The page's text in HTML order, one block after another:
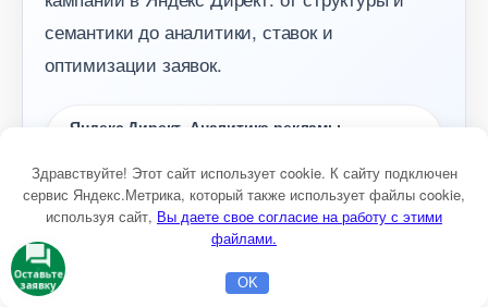
семантики до аналитики, ставок и
оптимизации заявок.
Яндекс Директ. Аналитика рекламы.
Получить консультацию
Консультация маркетолога
Здравствуйте! Этот сайт использует cookie. К сайту подключен
сервис Яндекс.Метрика, который также использует файлы cookie,
используя сайт, ы даете свое согласие на работу с этими
файлами.
OK
Оставьте
заявку